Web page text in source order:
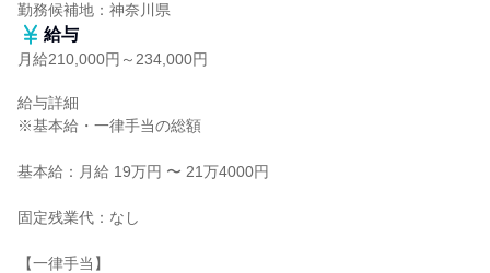
勤務候補地：神奈川県
給与
月給210,000円～234,000円
給与詳細
※基本給・一律手当の総額
基本給：月給 19万円 〜 21万4000円
固定残業代：なし
【一律手当】